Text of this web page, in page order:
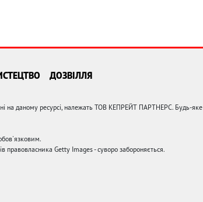
ДОЗВІЛЛЯ
на даному ресурсі, належать ТОВ КЕПРЕЙТ ПАРТНЕРС. Будь-яке
правовласника Getty Images - суворо забороняється.